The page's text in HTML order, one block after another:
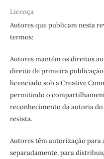
Licença
Autores que publicam nesta
termos:
Autores mantêm os direitos
direito de primeira
licenciado sob a Creative
permitindo o
reconhecimento da autoria
revista.
Autores têm autorização
separadamente, para